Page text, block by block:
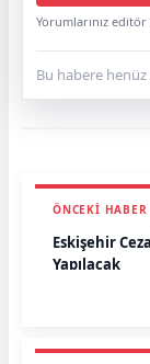
Yorumlarınız editör
Bu habere henüz
ÖNCEKI HABER
Eskişehir
Yapılacak